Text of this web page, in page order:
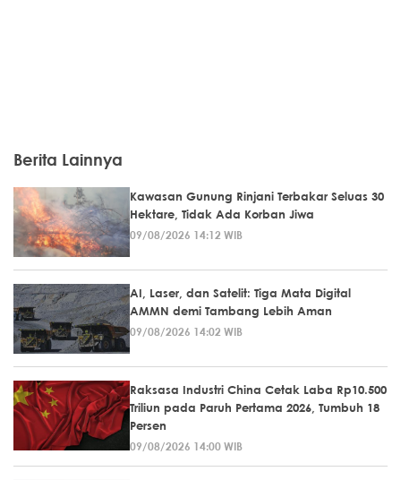
Berita Lainnya
Kawasan Gunung Rinjani Terbakar Seluas 30
Hektare, Tidak Ada Korban Jiwa
09/08/2026 14:12 WIB
AI, Laser, dan Satelit: Tiga Mata Digital
AMMN demi Tambang Lebih Aman
09/08/2026 14:02 WIB
Raksasa Industri China Cetak Laba Rp10.500
Triliun pada Paruh Pertama 2026, Tumbuh 18
Persen
09/08/2026 14:00 WIB